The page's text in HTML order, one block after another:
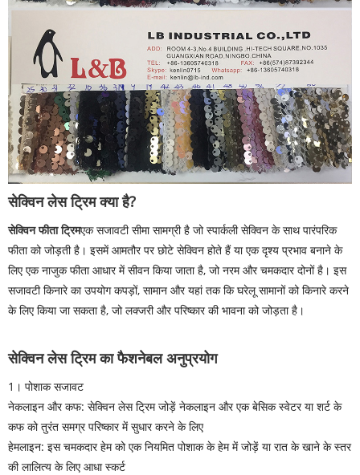
सेक्विन लेस ट्रिम क्या है?
सेक्विन फीता ट्रिमएक सजावटी सीमा सामग्री है जो स्पार्कली सेक्विन के साथ पारंपरिक
फीता को जोड़ती है। इसमें आमतौर पर छोटे सेक्विन होते हैं या एक दृश्य प्रभाव बनाने के
लिए एक नाजुक फीता आधार में सीवन किया जाता है, जो नरम और चमकदार दोनों है। इस
सजावटी किनारे का उपयोग कपड़ों, सामान और यहां तक ​​कि घरेलू सामानों को किनारे करने
के लिए किया जा सकता है, जो लक्जरी और परिष्कार की भावना को जोड़ता है।
सेक्विन लेस ट्रिम का फैशनेबल अनुप्रयोग
1। पोशाक सजावट
नेकलाइन और कफ: सेक्विन लेस ट्रिम जोड़ें नेकलाइन और एक बेसिक स्वेटर या शर्ट के
कफ को तुरंत समग्र परिष्कार में सुधार करने के लिए
हेमलाइन: इस चमकदार हेम को एक नियमित पोशाक के हेम में जोड़ें या रात के खाने के स्तर
की लालित्य के लिए आधा स्कर्ट